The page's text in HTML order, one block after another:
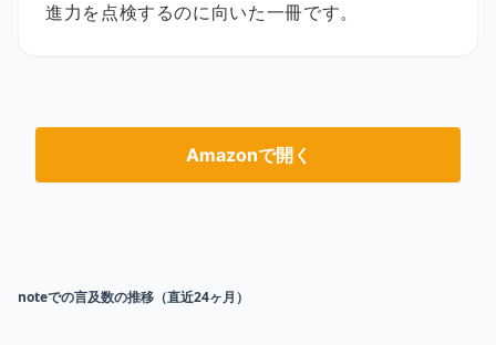
進力を点検するのに向いた一冊です。
Amazonで開く
noteでの言及数の推移（直近24ヶ月）